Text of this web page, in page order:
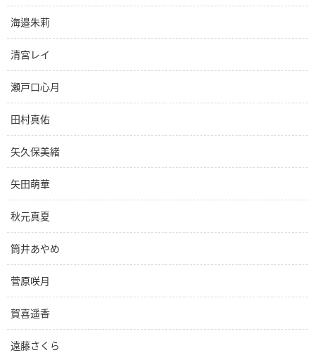
海邉朱莉
清宮レイ
瀬戸口心月
田村真佑
矢久保美緒
矢田萌華
秋元真夏
筒井あやめ
菅原咲月
賀喜遥香
遠藤さくら